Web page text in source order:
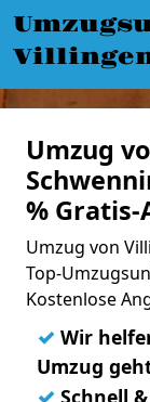
Umzug
%
Umzug von
Top-
Kostenlose
✓ Wir
Umzug
✓ Schnell